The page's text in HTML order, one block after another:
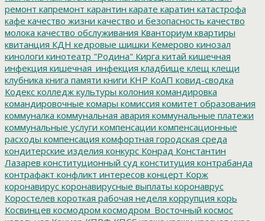
ремонт капремонт карантин карате каратин катастрофа
кафе качество жизни качество и безопасность качество
молока качество обслуживания Кванториум квартиры
квитанция КДН кедровые шишки Кемерово кинозал
кинологи кинотеатр "Родина" Кирга китай кишечная
инфекция кишечная_инфекция кладбище клещ клещи
клубника книга памяти книги КНР КоАП ковид-сводка
Кодекс колледж культуры колония командировка
командировочные комары комиссия комитет образования
коммуналка коммунальная авария коммунальные платежи
коммунальные услуги компенсации компенсационные
расходы компенсация комфортная городская среда
кондитерские изделия конкурс Конрад Константин
Лазарев конституционный суд конституция контрабанда
контрафакт конфликт интересов концерт Корж
коронавирус коронавирусные выплаты коронаврус
Коростелев короткая рабочая неделя коррупция корь
Косвинцев космодром космодром_Восточный космос